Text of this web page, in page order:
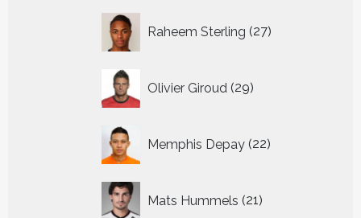
Raheem Sterling 27
producten
Olivier Giroud 29
producten
Memphis Depay 22
producten
Mats Hummels 21
producten